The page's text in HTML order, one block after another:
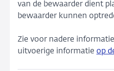
van de bewaarder dient
bewaarder kunnen
Zie voor nadere
uitvoerige informatie op